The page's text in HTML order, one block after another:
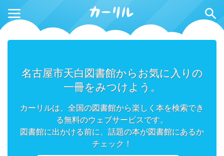
名古屋市天白図書館からお気に入りの
一冊をみつけよう。
カーリルは、全国の図書館から楽しく本を検索でき
る無料のウェブサービスです。
図書館に出かける前に、話題の本が図書館にあるか
チェック！